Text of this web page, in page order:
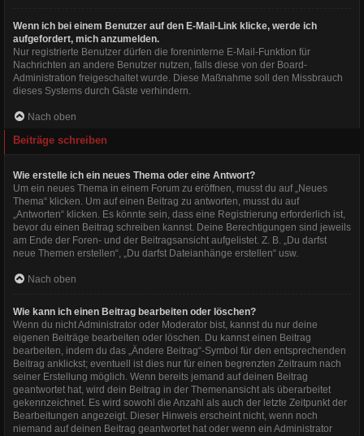
Wenn ich bei einem Benutzer auf den E-Mail-Link klicke, werde ich
aufgefordert, mich anzumelden.
Nur registrierte Benutzer dürfen die foreninterne E-Mail-Funktion für
Nachrichten an andere Benutzer nutzen, falls diese von der Board-
Administration freigeschaltet wurde. Diese Maßnahme soll den Missbrauch
dieses Systems durch Gäste verhindern.
Nach oben
Beiträge schreiben
Wie erstelle ich ein neues Thema oder eine Antwort?
Um ein neues Thema in einem Forum zu eröffnen, musst du auf „Neues
Thema“ klicken. Um auf einen Beitrag zu antworten, musst du auf
„Antworten“ klicken. Es könnte sein, dass eine Registrierung erforderlich ist,
bevor du einen Beitrag schreiben kannst. Deine Berechtigungen sind jeweils
am Ende der Foren- und der Beitragsansicht aufgelistet. Z. B. „Du darfst
neue Themen erstellen“, „Du darfst Dateianhänge erstellen“ usw.
Nach oben
Wie kann ich einen Beitrag bearbeiten oder löschen?
Wenn du nicht Administrator oder Moderator bist, kannst du nur deine
eigenen Beiträge bearbeiten oder löschen. Du kannst einen Beitrag
bearbeiten, indem du das „Ändere Beitrag“-Symbol für den entsprechenden
Beitrag anklickst; eventuell ist dies nur für einen begrenzten Zeitraum nach
seiner Erstellung möglich. Wenn bereits jemand auf deinen Beitrag
geantwortet hat, wird dein Beitrag in der Themenansicht als überarbeitet
gekennzeichnet. Es wird sowohl die Anzahl als auch der letzte Zeitpunkt der
Bearbeitungen angezeigt. Dieser Hinweis erscheint nicht, wenn noch
niemand auf deinen Beitrag geantwortet hat oder wenn ein Administrator